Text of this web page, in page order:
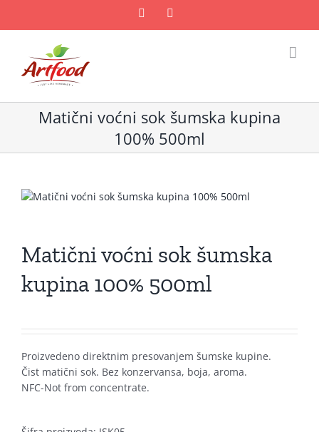
Facebook
Matični voćni sok šumska kupina
100% 500ml
Matični voćni sok šumska
kupina 100% 500ml
Proizvedeno direktnim presovanjem šumske kupine.
Čist matični sok. Bez konzervansa, boja, aroma.
NFC-Not from concentrate.